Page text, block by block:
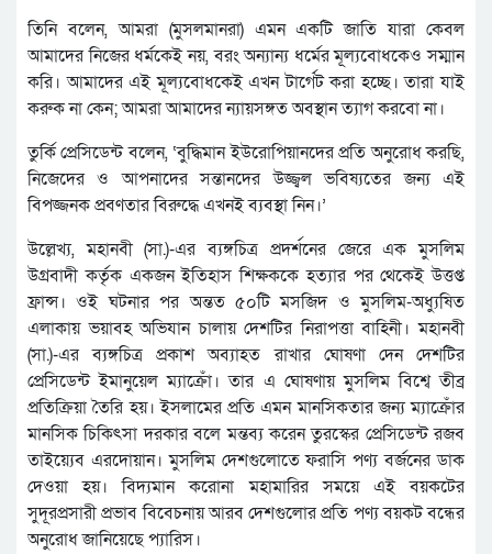
তিনি বলেন, আমরা (মুসলমানরা) এমন একটি জাতি যারা কেবল
আমাদের নিজের ধর্মকেই নয়, বরং অন্যান্য ধর্মের মূল্যবোধকেও সম্মান
করি। আমাদের এই মূল্যবোধকেই এখন টার্গেট করা হচ্ছে। তারা যাই
করুক না কেন; আমরা আমাদের ন্যায়সঙ্গত অবস্থান ত্যাগ করবো না।
তুর্কি প্রেসিডেন্ট বলেন, ‘বুদ্ধিমান ইউরোপিয়ানদের প্রতি অনুরোধ করছি,
নিজেদের ও আপনাদের সন্তানদের উজ্জ্বল ভবিষ্যতের জন্য এই
বিপজ্জনক প্রবণতার বিরুদ্ধে এখনই ব্যবস্থা নিন।’
উল্লেখ্য, মহানবী (সা.)-এর ব্যঙ্গচিত্র প্রদর্শনের জেরে এক মুসলিম
উগ্রবাদী কর্তৃক একজন ইতিহাস শিক্ষককে হত্যার পর থেকেই উত্তপ্ত
ফ্রান্স। ওই ঘটনার পর অন্তত ৫০টি মসজিদ ও মুসলিম-অধ্যুষিত
এলাকায় ভয়াবহ অভিযান চালায় দেশটির নিরাপত্তা বাহিনী। মহানবী
(সা.)-এর ব্যঙ্গচিত্র প্রকাশ অব্যাহত রাখার ঘোষণা দেন দেশটির
প্রেসিডেন্ট ইমানুয়েল ম্যাক্রোঁ। তার এ ঘোষণায় মুসলিম বিশ্বে তীব্র
প্রতিক্রিয়া তৈরি হয়। ইসলামের প্রতি এমন মানসিকতার জন্য ম্যাক্রোঁর
মানসিক চিকিৎসা দরকার বলে মন্তব্য করেন তুরস্কের প্রেসিডেন্ট রজব
তাইয়্যেব এরদোয়ান। মুসলিম দেশগুলোতে ফরাসি পণ্য বর্জনের ডাক
দেওয়া হয়। বিদ্যমান করোনা মহামারির সময়ে এই বয়কটের
সুদূরপ্রসারী প্রভাব বিবেচনায় আরব দেশগুলোর প্রতি পণ্য বয়কট বন্ধের
অনুরোধ জানিয়েছে প্যারিস।